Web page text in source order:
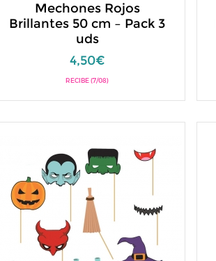
Mechones Rojos
Brillantes 50 cm – Pack 3
uds
4,50€
RECIBE (7/08)